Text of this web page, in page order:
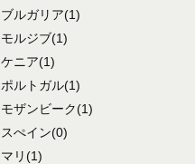
ブルガリア(1)
モルジブ(1)
ケニア(1)
ポルトガル(1)
モザンビーク(1)
スぺイン(0)
マリ(1)